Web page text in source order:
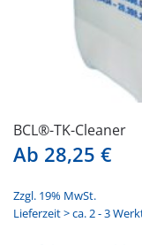
BCL®-TK-Cleaner
Ab 28,25 €
Zzgl. 19% MwSt.
Lieferzeit > ca. 2 - 3